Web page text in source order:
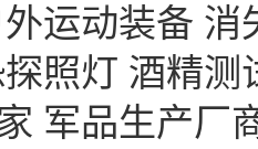
运动装备 消
照灯 酒精测
军品生产厂